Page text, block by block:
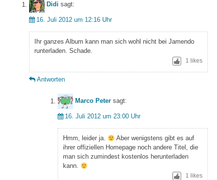
Didi sagt:
16. Juli 2012 um 12:16 Uhr
Ihr ganzes Album kann man sich wohl nicht bei Jamendo
runterladen. Schade.
1 likes
Antworten
Marco Peter sagt:
16. Juli 2012 um 23:00 Uhr
Hmm, leider ja.
Aber wenigstens gibt es auf
ihrer offiziellen Homepage noch andere Titel, die
man sich zumindest kostenlos herunterladen
kann.
1 likes